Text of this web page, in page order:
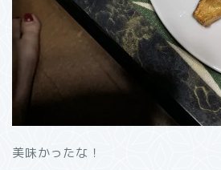
美味かったな！